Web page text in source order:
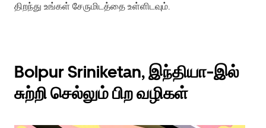
திறந்து உங்கள் சேருமிடத்தை உள்ளிடவும்.
Bolpur Sriniketan, இந்தியா-இல்
சுற்றி செல்லும் பிற வழிகள்